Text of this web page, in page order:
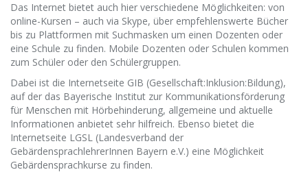
Das Internet bietet auch hier verschiedene Möglichkeiten: von
online-Kursen – auch via Skype, über empfehlenswerte Bücher
bis zu Plattformen mit Suchmasken um einen Dozenten oder
eine Schule zu finden. Mobile Dozenten oder Schulen kommen
zum Schüler oder den Schülergruppen.
Dabei ist die Internetseite GIB (Gesellschaft:Inklusion:Bildung),
auf der das Bayerische Institut zur Kommunikationsförderung
für Menschen mit Hörbehinderung, allgemeine und aktuelle
Informationen anbietet sehr hilfreich. Ebenso bietet die
Internetseite LGSL (Landesverband der
GebärdensprachlehrerInnen Bayern e.V.) eine Möglichkeit
Gebärdensprachkurse zu finden.